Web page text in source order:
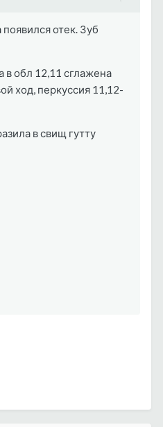
отек. Зуб
в обл 12,11 сглажена
ход, перкуссия 11,12-
в свищ гутту